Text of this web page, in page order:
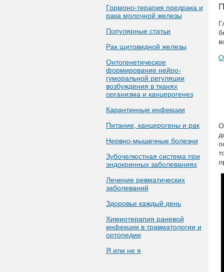
Гормоно-терапия предрака и
рака молочной железы
Популярные статьи
Рак щитовидной железы
Онтогенетическое
формирование нейро-
гуморальной регуляции
возбуждения в тканях
организма и канцерогенез
Карантинные инфекции
Питание, канцерогены и рак
Нервно-мышечные болезни
Зубочелюстная система при
эндокринных заболеваниях
Лечение ревматических
заболеваний
Здоровье каждый день
Химиотерапия раневой
инфекции в травматологии и
ортопедии
Я или не я